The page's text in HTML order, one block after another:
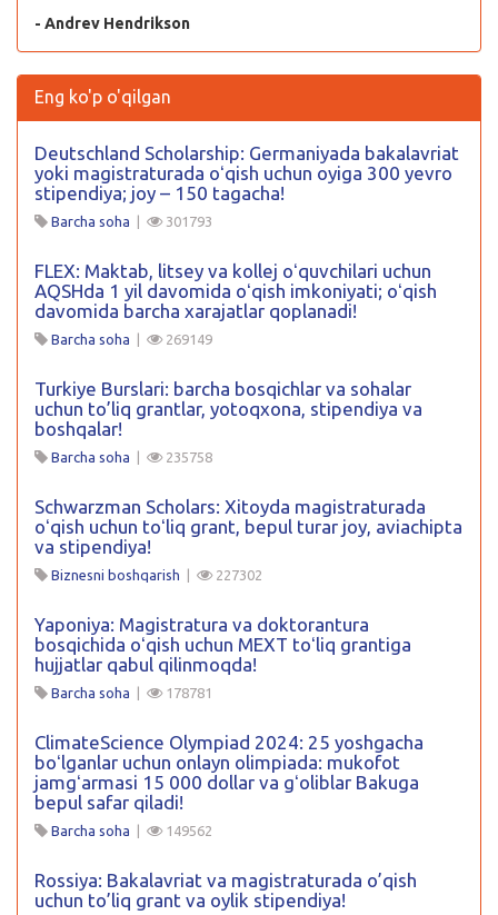
- Andrev Hendrikson
Eng ko'p o'qilgan
Deutschland Scholarship: Germaniyada bakalavriat
yoki magistraturada oʻqish uchun oyiga 300 yevro
stipendiya; joy – 150 tagacha!
Barcha soha | 301793
FLEX: Maktab, litsey va kollej oʻquvchilari uchun
AQSHda 1 yil davomida oʻqish imkoniyati; oʻqish
davomida barcha xarajatlar qoplanadi!
Barcha soha | 269149
Turkiye Burslari: barcha bosqichlar va sohalar
uchun to’liq grantlar, yotoqxona, stipendiya va
boshqalar!
Barcha soha | 235758
Schwarzman Scholars: Xitoyda magistraturada
oʻqish uchun toʻliq grant, bepul turar joy, aviachipta
va stipendiya!
Biznesni boshqarish | 227302
Yaponiya: Magistratura va doktorantura
bosqichida oʻqish uchun MEXT toʻliq grantiga
hujjatlar qabul qilinmoqda!
Barcha soha | 178781
ClimateScience Olympiad 2024: 25 yoshgacha
boʻlganlar uchun onlayn olimpiada: mukofot
jamgʻarmasi 15 000 dollar va gʻoliblar Bakuga
bepul safar qiladi!
Barcha soha | 149562
Rossiya: Bakalavriat va magistraturada o’qish
uchun to’liq grant va oylik stipendiya!